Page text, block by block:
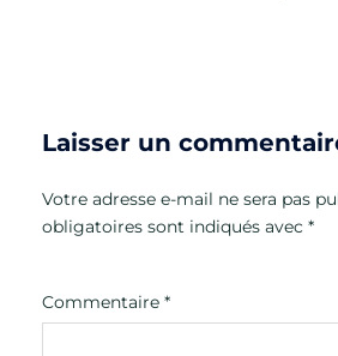
Laisser un
Votre adresse e-mail ne sera pas
obligatoires sont indiqués avec *
Commentaire *